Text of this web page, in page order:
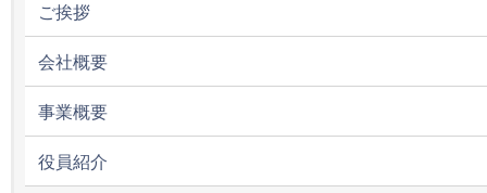
ご挨拶
会社概要
事業概要
役員紹介